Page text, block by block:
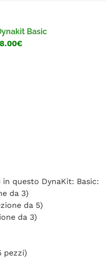
Basic
questo DynaKit: Basic:
da 3)
da 5)
da 3)
pezzi)